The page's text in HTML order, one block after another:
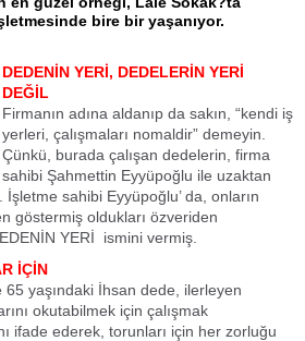
bire bir yaşanıyor.
DEDENİN YERİ, DEDELERİN YERİ
DEĞİL
Firmanın adına aldanıp da sakın, “kendi iş
yerleri, çalışmaları nomaldir” demeyin.
Çünkü, burada çalışan dedelerin, firma
sahibi Şahmettin Eyyüpoğlu ile uzaktan
sahibi Eyyüpoğlu’ da, onların
göstermiş oldukları özveriden
YERİ ismini vermiş.
İÇİN
65 yaşındaki İhsan dede, ilerleyen
okutabilmek için çalışmak
ifade ederek, torunları için her zorluğu